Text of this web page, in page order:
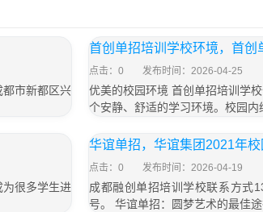
市新都区兴
首创单招培训学校环境，首创
点击：0 发布时间：2026-04-25
优美的校园环境 首创单招培训学
个安静、舒适的学习环境。校园
很多学生进
华谊单招，华谊集团2021年
点击：0 发布时间：2026-04-19
成都融创单招培训学校联系方式
号。 华谊单招：圆梦艺术的最佳